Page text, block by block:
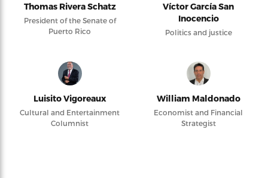
Thomas Rivera Schatz
President of the Senate of
Puerto Rico
Víctor García San
Inocencio
Politics and justice
Luisito Vigoreaux
Cultural and Entertainment
Columnist
William Maldonado
Economist and Financial
Strategist